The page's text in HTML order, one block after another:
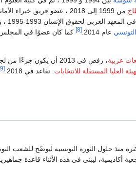
من 1999 إلى 2018 ، عضو فريق خبراء الأمانة العامة
بين
عام 2014. [8]
كما كان عضوًا في المجلس
عربية
، رفض في 2013 أن يكون
العليا المستقلة للانتخابات . تقاعد في 2018. [9]
منذ حلول الثورة التونسية ليوضّح للشعب
أكاديمية، ليبني في هذه الأثناء قاعدة